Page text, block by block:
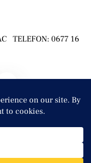
TELEFON: 0677 16
KOMORANE